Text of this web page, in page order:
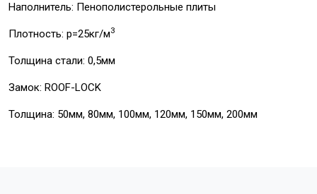
Наполнитель: Пенополистерольные плиты
Плотность: p=25кг/м3
Толщина стали: 0,5мм
Замок: ROOF-LOCK
Толщина: 50мм, 80мм, 100мм, 120мм, 150мм, 200мм